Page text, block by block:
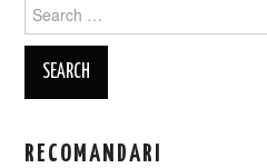
for:
RECOMANDARI